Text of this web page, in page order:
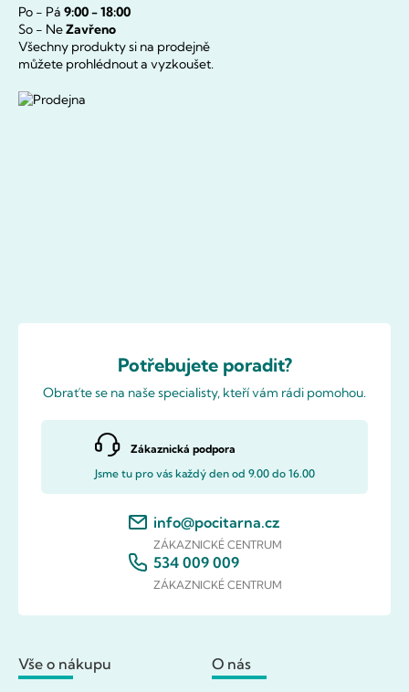
Po - Pá 9:00 - 18:00
So - NeZavřeno
Všechny produkty si na prodejně
můžete prohlédnout a vyzkoušet.
Potřebujete poradit?
Obraťte se na naše specialisty, kteří vám rádi pomohou.
Zákaznická podpora
Jsme tu pro vás každý den od 9.00 do 16.00
info@pocitarna.cz
ZÁKAZNICKÉ CENTRUM
534 009 009
ZÁKAZNICKÉ CENTRUM
Vše o nákupu O nás